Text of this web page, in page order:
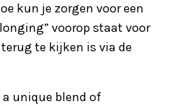
kun je zorgen voor een
voorop staat voor
te kijken is via de
unique blend of